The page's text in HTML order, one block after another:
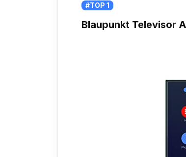
#TOP 1
Blaupunkt Televisor